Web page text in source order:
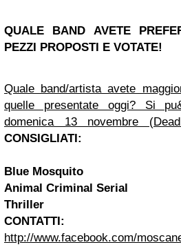
QUALE BAND AVETE
PEZZI PROPOSTI E VOTATE!
Quale band/artista avete
quelle presentate oggi? Si
domenica 13 novembre
CONSIGLIATI:
Blue Mosquito
Animal Criminal Serial
Thriller
CONTATTI:
http://www.facebook.com/